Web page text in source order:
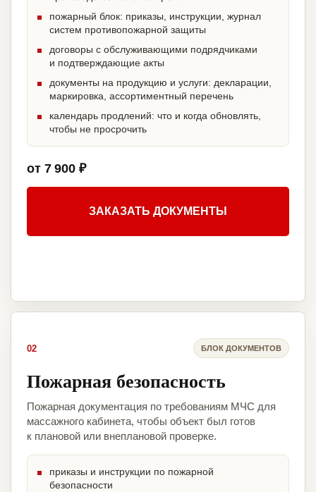
пожарный блок: приказы, инструкции, журнал
систем противопожарной защиты
договоры с обслуживающими подрядчиками
и подтверждающие акты
документы на продукцию и услуги: декларации,
маркировка, ассортиментный перечень
календарь продлений: что и когда обновлять,
чтобы не просрочить
от 7 900 ₽
ЗАКАЗАТЬ ДОКУМЕНТЫ
02 БЛОК ДОКУМЕНТОВ
Пожарная безопасность
Пожарная документация по требованиям МЧС для
массажного кабинета, чтобы объект был готов
к плановой или внеплановой проверке.
приказы и инструкции по пожарной
безопасности